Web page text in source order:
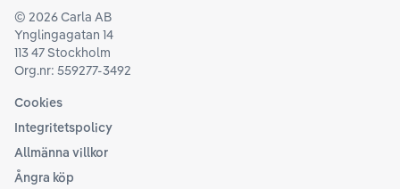
© 2026Carla AB
Ynglingagatan 14
113 47 Stockholm
Org.nr: 559277-3492
Cookies
Integritetspolicy
Allmänna villkor
Ångra köp